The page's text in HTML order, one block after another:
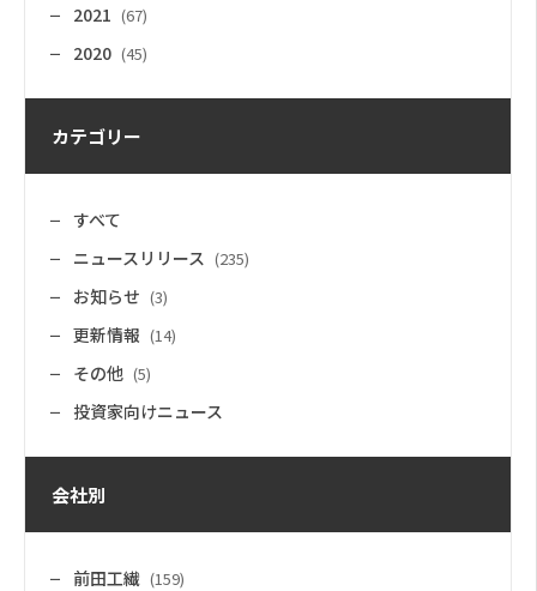
2021 (67)
2020 (45)
カテゴリー
すべて
ニュースリリース (235)
お知らせ (3)
更新情報 (14)
その他 (5)
投資家向けニュース
会社別
前田工繊 (159)